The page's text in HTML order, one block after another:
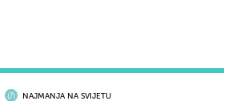
NAJMANJA NA SVIJETU